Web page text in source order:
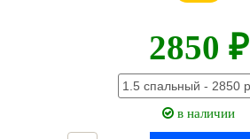
2850 ₽
в наличии